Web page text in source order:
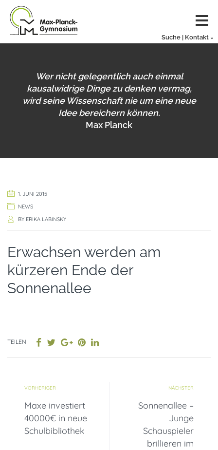
Suche | Kontakt
Wer nicht gelegentlich auch einmal
kausalwidrige Dinge zu denken vermag,
wird seine Wissenschaft nie um eine neue
Idee bereichern können.
Max Planck
1. JUNI 2015
NEWS
BY ERIKA LABINSKY
Erwachsen werden am
kürzeren Ende der
Sonnenallee
TEILEN
VORHERIGER
Maxe investiert
40000€ in neue
Schulbibliothek
NÄCHSTER
Sonnenallee –
Junge
Schauspieler
brillieren im